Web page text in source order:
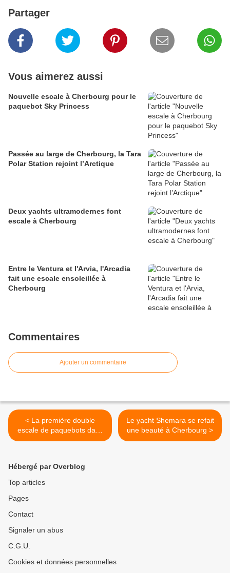
Partager
Vous aimerez aussi
Nouvelle escale à Cherbourg pour le
paquebot Sky Princess
Passée au large de Cherbourg, la Tara
Polar Station rejoint l’Arctique
Deux yachts ultramodernes font
escale à Cherbourg
Entre le Ventura et l'Arvia, l'Arcadia
fait une escale ensoleillée à
Cherbourg
Commentaires
Ajouter un commentaire
< La première double
escale de paquebots dans
un mois
Le yacht Shemara se refait
une beauté à Cherbourg >
Hébergé par Overblog
Top articles
Pages
Contact
Signaler un abus
C.G.U.
Cookies et données personnelles